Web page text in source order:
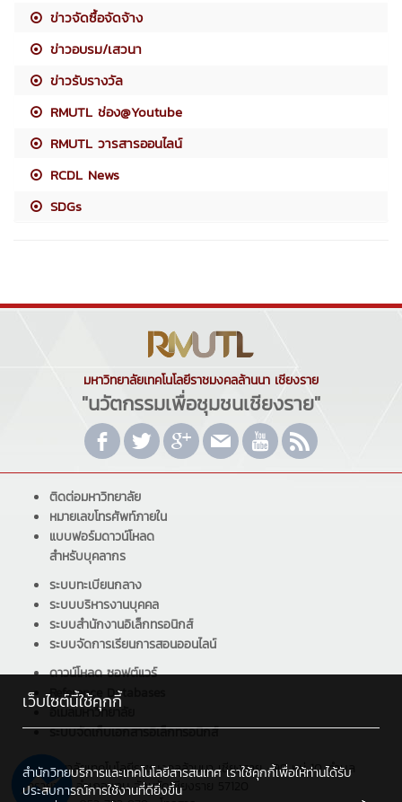
ข่าวจัดซื้อจัดจ้าง
ข่าวอบรม/เสวนา
ข่าวรับรางวัล
RMUTL ช่อง@Youtube
RMUTL วารสารออนไลน์
RCDL News
SDGs
มหาวิทยาลัยเทคโนโลยีราชมงคลล้านนา เชียงราย
"นวัตกรรมเพื่อชุมชนเชียงราย"
ติดต่อมหาวิทยาลัย
หมายเลขโทรศัพท์ภายใน
แบบฟอร์มดาวน์โหลด
สำหรับบุคลากร
ระบบทะเบียนกลาง
ระบบบริหารงานบุคคล
ระบบสำนักงานอิเล็กทรอนิกส์
ระบบจัดการเรียนการสอนออนไลน์
ดาวน์โหลด ซอฟต์แวร์
Reference Databases
อีเมลมหาวิทยาลัย
ระบบจัดเก็บเอกสารอิเล็กทรอนิกส์
มหาวิทยาลัยเทคโนโลยีราชมงคลล้านนา เชียงราย : 99 หมู่ 10 ตำบล
ทรายขาว อำเภอพาน จังหวัดเชียงราย 57120
เว็บไซต์นี้ใช้คุกกี้
สำนักวิทยบริการและเทคโนโลยีสารสนเทศ เราใช้คุกกี้เพื่อให้ท่านได้รับ
ประสบการณ์การใช้งานที่ดียิ่งขึ้น